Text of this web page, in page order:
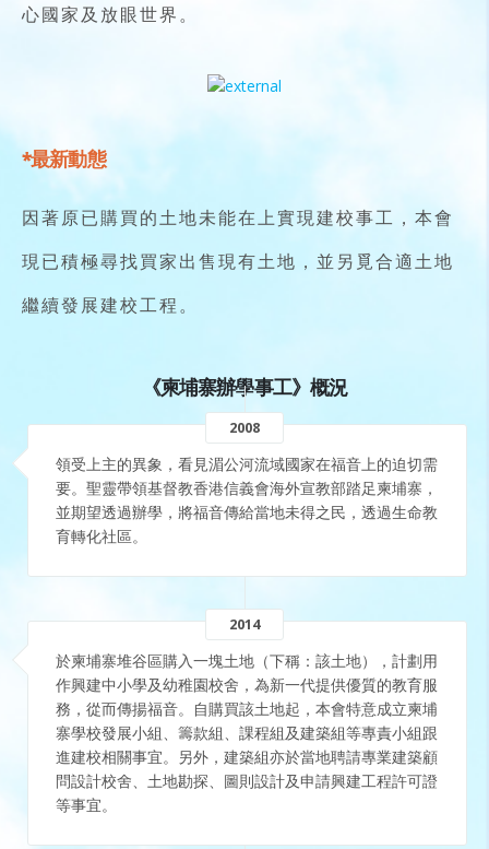
心國家及放眼世界。
*最新動態
因著原已購買的土地未能在上實現建校事工，本會
現已積極尋找買家出售現有土地，並另覓合適土地
繼續發展建校工程。
《柬埔寨辦學事工》概況
2008
領受上主的異象，看見湄公河流域國家在福音上的迫切需
要。聖靈帶領基督教香港信義會海外宣教部踏足柬埔寨，
並期望透過辦學，將福音傳給當地未得之民，透過生命教
育轉化社區。
2014
於柬埔寨堆谷區購入一塊土地（下稱：該土地），計劃用
作興建中小學及幼稚園校舍，為新一代提供優質的教育服
務，從而傳揚福音。自購買該土地起，本會特意成立柬埔
寨學校發展小組、籌款組、課程組及建築組等專責小組跟
進建校相關事宜。另外，建築組亦於當地聘請專業建築顧
問設計校舍、土地勘探、圖則設計及申請興建工程許可證
等事宜。